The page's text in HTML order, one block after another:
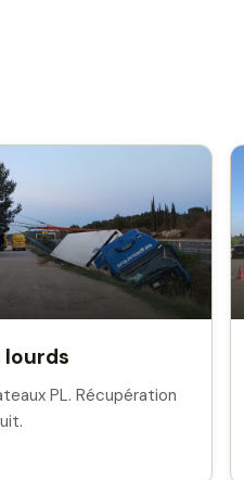
lourds
PL. Récupération